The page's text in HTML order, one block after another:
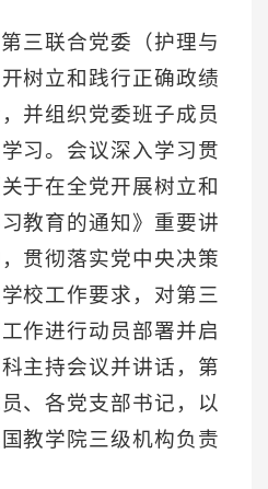
三联合党委（护理与
树立和践行正确政绩
并组织党委班子成员
习。会议深入学习贯
于在全党开展树立和
教育的通知》重要讲
贯彻落实党中央决策
校工作要求，对第三
作进行动员部署并启
主持会议并讲话，第
、各党支部书记，以
教学院三级机构负责